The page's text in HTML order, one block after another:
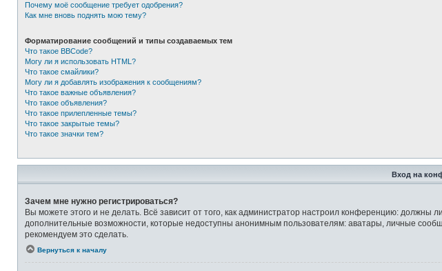
Почему моё сообщение требует одобрения?
Как мне вновь поднять мою тему?
Форматирование сообщений и типы создаваемых тем
Что такое BBCode?
Могу ли я использовать HTML?
Что такое смайлики?
Могу ли я добавлять изображения к сообщениям?
Что такое важные объявления?
Что такое объявления?
Что такое прилепленные темы?
Что такое закрытые темы?
Что такое значки тем?
Вход на
Зачем мне нужно регистрироваться?
Вы можете этого и не делать. Всё зависит от того, как администратор настроил конференцию:
дополнительные возможности, которые недоступны анонимным пользователям: аватары, личные
рекомендуем это сделать.
Вернуться к началу